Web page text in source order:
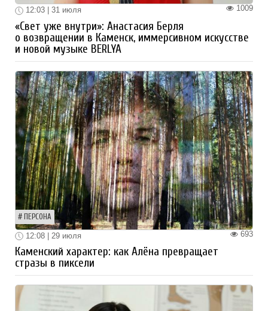
1009
12:03 | 31 июля
«Свет уже внутри»: Анастасия Берля
о возвращении в Каменск, иммерсивном искусстве
и новой музыке BERLYA
ПЕРСОНА
693
12:08 | 29 июля
Каменский характер: как Алёна превращает
стразы в пиксели